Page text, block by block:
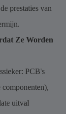
prestaties van
Ze Worden
PCB's
uitval